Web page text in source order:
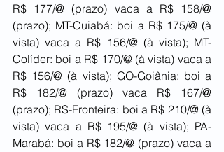
R$ 177/@ (prazo) vaca a R$ 158/@
(prazo); MT-Cuiabá: boi a R$ 175/@ (à
vista) vaca a R$ 156/@ (à vista); MT-
Colíder: boi a R$ 170/@ (à vista) vaca a
R$ 156/@ (à vista); GO-Goiânia: boi a
R$ 182/@ (prazo) vaca R$ 167/@
(prazo); RS-Fronteira: boi a R$ 210/@ (à
vista) vaca a R$ 195/@ (à vista); PA-
Marabá: boi a R$ 182/@ (prazo) vaca a